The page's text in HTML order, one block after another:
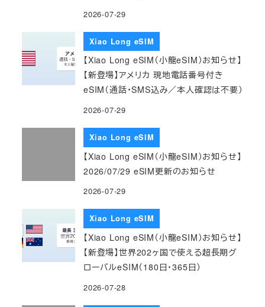
2026-07-29
Xiao Long eSIM
【Xiao Long eSIM（小龍eSIM）お知らせ】
【新登場】アメリカ 現地電話番号付き
eSIM（通話・SMS込み／本人確認は不要）
2026-07-29
Xiao Long eSIM
【Xiao Long eSIM（小龍eSIM）お知らせ】
2026/07/29 eSIM更新のお知らせ
2026-07-29
Xiao Long eSIM
【Xiao Long eSIM（小龍eSIM）お知らせ】
【新登場】世界202ヶ国で使える超長期グ
ローバルeSIM（180日・365日）
2026-07-28